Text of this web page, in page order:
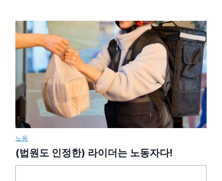
노동
(법원도 인정한) 라이더는 노동자다!